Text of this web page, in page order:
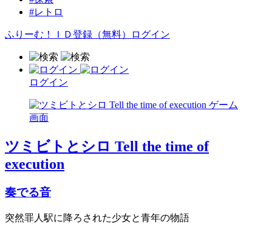
#レトロ
ふりーむ！ＩＤ登録（無料） ログイン
ログイン
ツミビトとシロ Tell the time of
execution
奏でる音
突然罪人駅に降ろされた少女と青年の物語